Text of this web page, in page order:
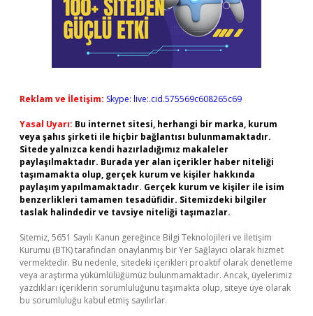
Reklam ve İletişim: Skype: live:.cid.575569c608265c69
Yasal Uyarı: Bu internet sitesi, herhangi bir marka, kurum
veya şahıs şirketi ile hiçbir bağlantısı bulunmamaktadır.
Sitede yalnızca kendi hazırladığımız makaleler
paylaşılmaktadır. Burada yer alan içerikler haber niteliği
taşımamakta olup, gerçek kurum ve kişiler hakkında
paylaşım yapılmamaktadır. Gerçek kurum ve kişiler ile isim
benzerlikleri tamamen tesadüfidir. Sitemizdeki bilgiler
taslak halindedir ve tavsiye niteliği taşımazlar.
Sitemiz, 5651 Sayılı Kanun gereğince Bilgi Teknolojileri ve İletişim
Kurumu (BTK) tarafından onaylanmış bir Yer Sağlayıcı olarak hizmet
vermektedir. Bu nedenle, sitedeki içerikleri proaktif olarak denetleme
veya araştırma yükümlülüğümüz bulunmamaktadır. Ancak, üyelerimiz
yazdıkları içeriklerin sorumluluğunu taşımakta olup, siteye üye olarak
bu sorumluluğu kabul etmiş sayılırlar.